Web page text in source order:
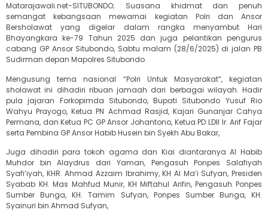
Matarajawali.net-SITUBONDO; Suasana khidmat dan penuh
semangat kebangsaan mewarnai kegiatan Polri dan Ansor
Bersholawat yang digelar dalam rangka menyambut Hari
Bhayangkara ke-79 Tahun 2025 dan juga pelantikan pengurus
cabang GP Ansor Situbondo, Sabtu malam (28/6/2025) di jalan PB
Sudirman depan Mapolres Situbondo.
Mengusung tema nasional “Polri Untuk Masyarakat”, kegiatan
sholawat ini dihadiri ribuan jamaah dari berbagai wilayah. Hadir
pula jajaran Forkopimda Situbondo, Bupati Situbondo Yusuf Rio
Wahyu Prayogo, Ketua PN Achmad Rasjid, Kajari Gunanjar Cahya
Permana, dan Ketua PC GP Ansor Johantono, Ketua PD LDII Ir. Arif Fajar
serta Pembina GP Ansor Habib Husein bin Syekh Abu Bakar,
Juga dihadiri para tokoh agama dan Kiai diantaranya Al Habib
Muhdor bin Alaydrus dari Yaman, Pengasuh Ponpes Salafiyah
Syafi’iyah, KHR. Ahmad Azzaim Ibrahimy, KH Al Ma’i Sufyan, Presiden
Syabab KH. Mas Mahfud Munir, KH Miftahul Arifin, Pengasuh Ponpes
Sumber Bunga, KH. Tamim Sufyan, Ponpes Sumber Bunga, KH.
Syainuri bin Ahmad Sufyan,